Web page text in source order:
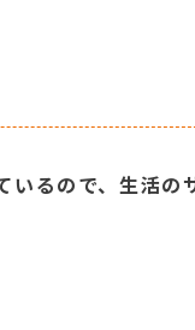
るので、生活の